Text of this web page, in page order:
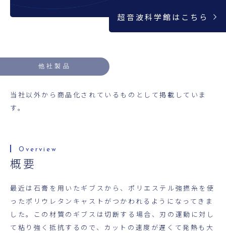
超音波科学館はこちら
他社製品
当社以外から商品化されているものとして掲載していま
す。
概要
最近は石膏を用いたギブスから、ポリエステル強撚糸を使
ったポリウレタンキャストがつかわれるようになってきま
した。この材質のギブスは切断する場合、刃の運動に対し
て粘り強く抵抗するので、カットの速度が遅くて発熱も大